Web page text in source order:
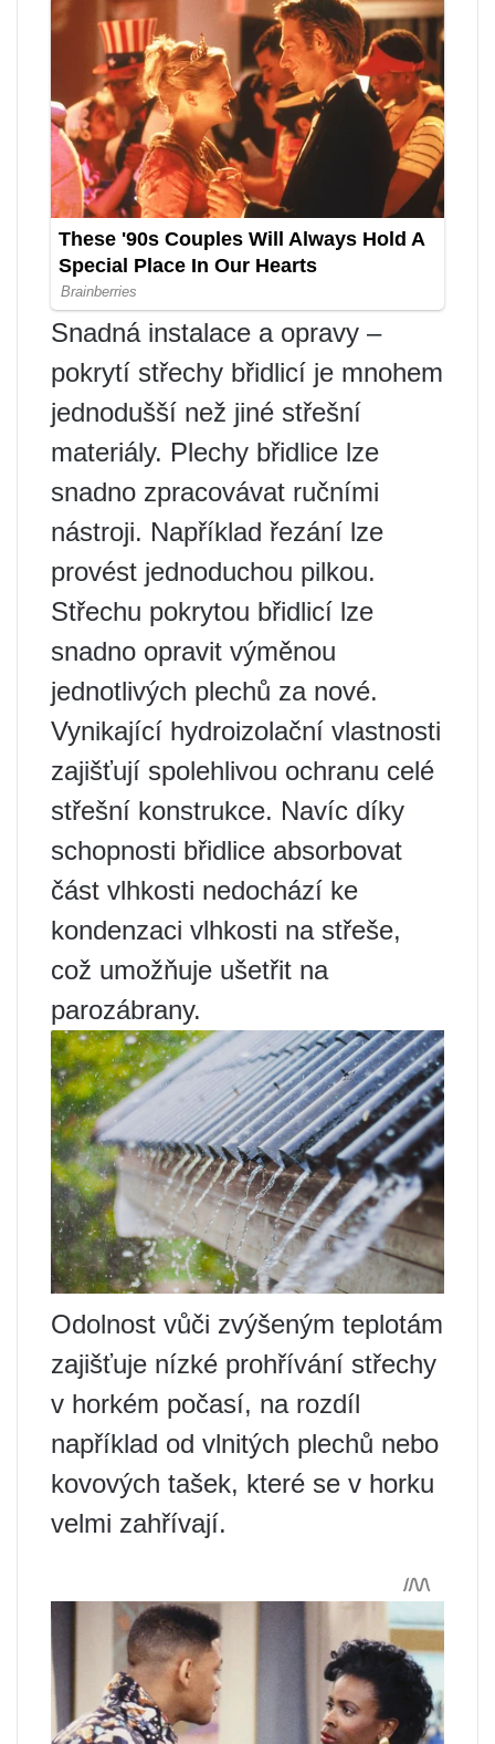
Snadná instalace a opravy –
pokrytí střechy břidlicí je mnohem
jednodušší než jiné střešní
materiály. Plechy břidlice lze
snadno zpracovávat ručními
nástroji. Například řezání lze
provést jednoduchou pilkou.
Střechu pokrytou břidlicí lze
snadno opravit výměnou
jednotlivých plechů za nové.
Vynikající hydroizolační vlastnosti
zajišťují spolehlivou ochranu celé
střešní konstrukce. Navíc díky
schopnosti břidlice absorbovat
část vlhkosti nedochází ke
kondenzaci vlhkosti na střeše,
což umožňuje ušetřit na
parozábrany.
Odolnost vůči zvýšeným teplotám
zajišťuje nízké prohřívání střechy
v horkém počasí, na rozdíl
například od vlnitých plechů nebo
kovových tašek, které se v horku
velmi zahřívají.